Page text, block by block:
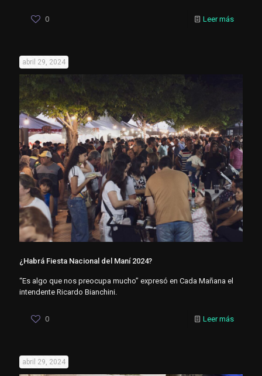
0 Leer más
abril 29, 2024
¿Habrá Fiesta Nacional del Maní 2024?
“Es algo que nos preocupa mucho” expresó en Cada Mañana el
intendente Ricardo Bianchini.
0 Leer más
abril 29, 2024